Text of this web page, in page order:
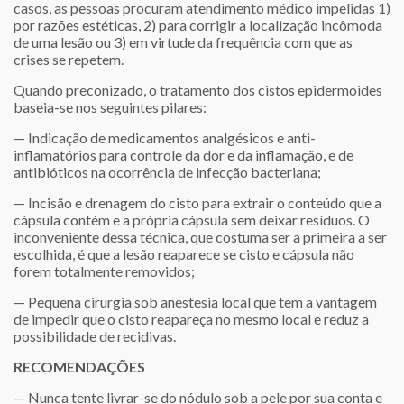
casos, as pessoas procuram atendimento médico impelidas 1)
por razões estéticas, 2) para corrigir a localização incômoda
de uma lesão ou 3) em virtude da frequência com que as
crises se repetem.
Quando preconizado, o tratamento dos cistos epidermoides
baseia-se nos seguintes pilares:
— Indicação de medicamentos analgésicos e anti-
inflamatórios para controle da dor e da inflamação, e de
antibióticos na ocorrência de infecção bacteriana;
— Incisão e drenagem do cisto para extrair o conteúdo que a
cápsula contém e a própria cápsula sem deixar resíduos. O
inconveniente dessa técnica, que costuma ser a primeira a ser
escolhida, é que a lesão reaparece se cisto e cápsula não
forem totalmente removidos;
— Pequena cirurgia sob anestesia local que tem a vantagem
de impedir que o cisto reapareça no mesmo local e reduz a
possibilidade de recidivas.
RECOMENDAÇÕES
— Nunca tente livrar-se do nódulo sob a pele por sua conta e